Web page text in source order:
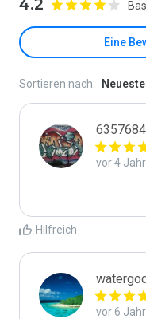
4.2
Eine
Sortieren nach:
6357684
vor 4
Hilfreich
vor 6